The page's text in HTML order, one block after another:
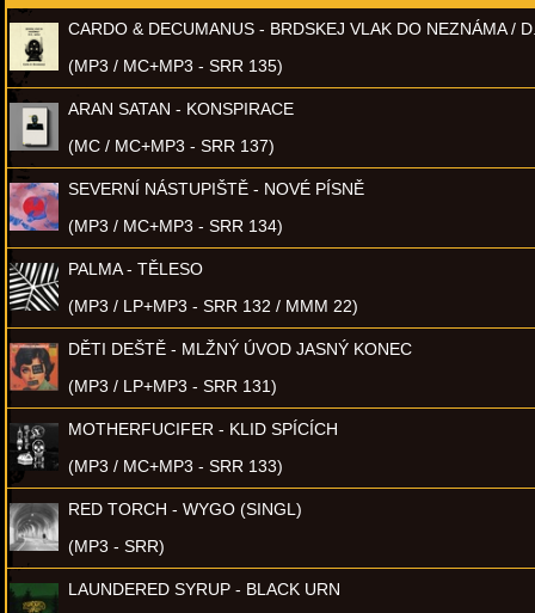
CARDO & DECUMANUS - BRDSKEJ VLAK DO NEZNÁMA /
(MP3 / MC+MP3 - SRR 135)
ARAN SATAN - KONSPIRACE
(MC / MC+MP3 - SRR 137)
SEVERNÍ NÁSTUPIŠTĚ - NOVÉ PÍSNĚ
(MP3 / MC+MP3 - SRR 134)
PALMA - TĚLESO
(MP3 / LP+MP3 - SRR 132 / MMM 22)
DĚTI DEŠTĚ - MLŽNÝ ÚVOD JASNÝ KONEC
(MP3 / LP+MP3 - SRR 131)
MOTHERFUCIFER - KLID SPÍCÍCH
(MP3 / MC+MP3 - SRR 133)
RED TORCH - WYGO (SINGL)
(MP3 - SRR)
LAUNDERED SYRUP - BLACK URN